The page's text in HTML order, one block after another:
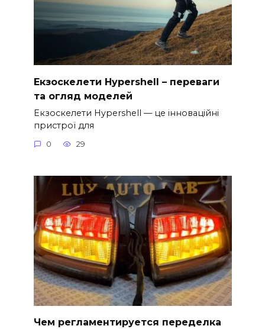
Екзоскелети Hypershell – переваги
та огляд моделей
Екзоскелети Hypershell — це інноваційні
пристрої для
0 29
Чем регламентируется переделка